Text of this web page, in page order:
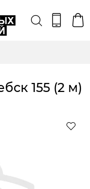
155 (2 м)